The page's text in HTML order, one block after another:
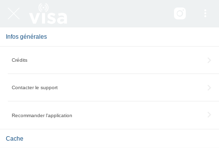
Infos générales
Crédits
Contacter le support
Recommander l'application
Cache